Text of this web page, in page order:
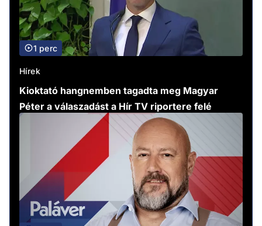
1 perc
Hírek
Kioktató hangnemben tagadta meg Magyar
Péter a válaszadást a Hír TV riportere felé